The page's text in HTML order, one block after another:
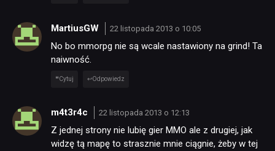
MartiusGW 22 listopada 2013 o 10:05
No bo mmorpg nie są wcale nastawiony na grind! Ta
naiwność.
Cytuj Odpowiedz
m4t3r4c 22 listopada 2013 o 12:13
Z jednej strony nie lubię gier MMO ale z drugiej, jak
widzę tą mapę to strasznie mnie ciągnie, żeby w tej